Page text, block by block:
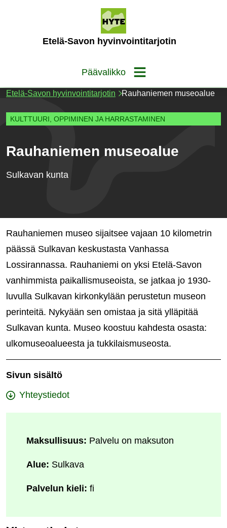
Etelä-Savon hyvinvointitarjotin
Päävalikko
Etelä-Savon hyvinvointitarjotin Rauhaniemen museoalue
KULTTUURI, OPPIMINEN JA HARRASTAMINEN
Rauhaniemen museoalue
Sulkavan kunta
Rauhaniemen museo sijaitsee vajaan 10 kilometrin
päässä Sulkavan keskustasta Vanhassa
Lossirannassa. Rauhaniemi on yksi Etelä-Savon
vanhimmista paikallismuseoista, se jatkaa jo 1930-
luvulla Sulkavan kirkonkylään perustetun museon
perinteitä. Nykyään sen omistaa ja sitä ylläpitää
Sulkavan kunta. Museo koostuu kahdesta osasta:
ulkomuseoalueesta ja tukkilaismuseosta.
Sivun sisältö
Yhteystiedot
Maksullisuus: Palvelu on maksuton
Alue: Sulkava
Palvelun kieli: fi